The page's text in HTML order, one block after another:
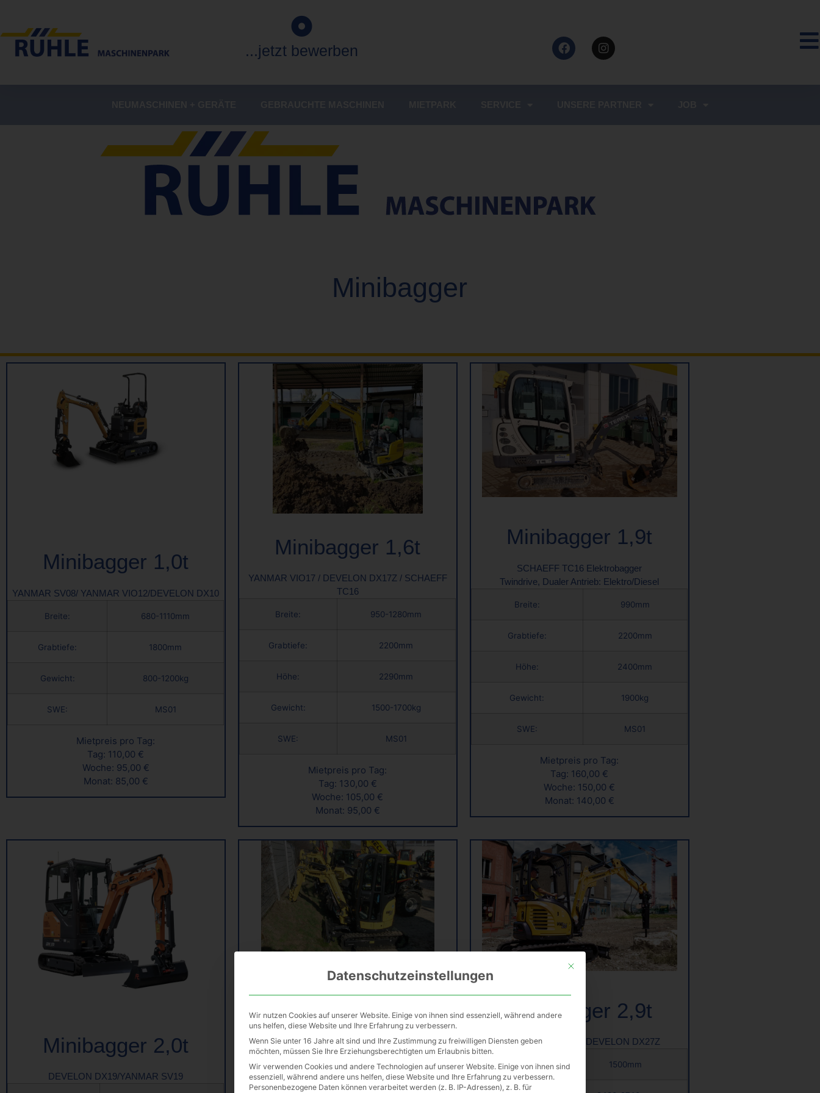
...jetzt bewerben
Minibagger
Minibagger 1,0t
YANMAR SV08/ YANMAR VIO12/DEVELON DX10
Breite: 680-1110mm
Grabtiefe: 1800mm
Gewicht: 800-1200kg
SWE: MS01
Mietpreis pro Tag:
Tag: 110,00 €
Woche: 95,00 €
Monat: 85,00 €
Minibagger 1,6t
YANMAR VIO17 / DEVELON DX17Z / SCHAEFF
TC16
Breite: 950-1280mm
Grabtiefe: 2200mm
Höhe: 2290mm
Gewicht: 1500-1700kg
SWE: MS01
Mietpreis pro Tag:
Tag: 130,00 €
Woche: 105,00 €
Monat: 95,00 €
Minibagger 1,9t
SCHAEFF TC16 Elektrobagger
Twindrive, Dualer Antrieb: Elektro/Diesel
Breite: 990mm
Grabtiefe: 2200mm
Höhe: 2400mm
Gewicht: 1900kg
SWE: MS01
Mietpreis pro Tag:
Tag: 160,00 €
Woche: 150,00 €
Monat: 140,00 €
Minibagger 2,0t
DEVELON DX19/YANMAR SV19
Minibagger 2,4t
YANMAR VIO33/38 DEVELON DX35ZR
Breite: 1380-1550mm
Minibagger 2,9t
YANMAR VIO26/27 / DEVELON DX27Z
Breite: 1500mm
Mit diesem Button wird der Dialog geschlossen. Seine Funktionalität ist
Datenschutzeinstellungen
Wir nutzen Cookies auf unserer Website. Einige von ihnen sind essenziell, während andere
uns helfen, diese Website und Ihre Erfahrung zu verbessern.
Wenn Sie unter 16 Jahre alt sind und Ihre Zustimmung zu freiwilligen Diensten geben
möchten, müssen Sie Ihre Erziehungsberechtigten um Erlaubnis bitten.
Wir verwenden Cookies und andere Technologien auf unserer Website. Einige von ihnen sind
essenziell, während andere uns helfen, diese Website und Ihre Erfahrung zu verbessern.
Personenbezogene Daten können verarbeitet werden (z. B. IP-Adressen), z. B. für